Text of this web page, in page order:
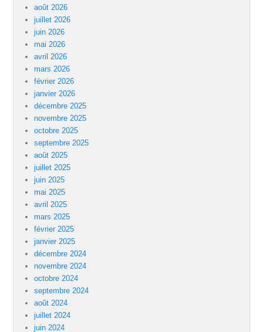
août 2026
juillet 2026
juin 2026
mai 2026
avril 2026
mars 2026
février 2026
janvier 2026
décembre 2025
novembre 2025
octobre 2025
septembre 2025
août 2025
juillet 2025
juin 2025
mai 2025
avril 2025
mars 2025
février 2025
janvier 2025
décembre 2024
novembre 2024
octobre 2024
septembre 2024
août 2024
juillet 2024
juin 2024